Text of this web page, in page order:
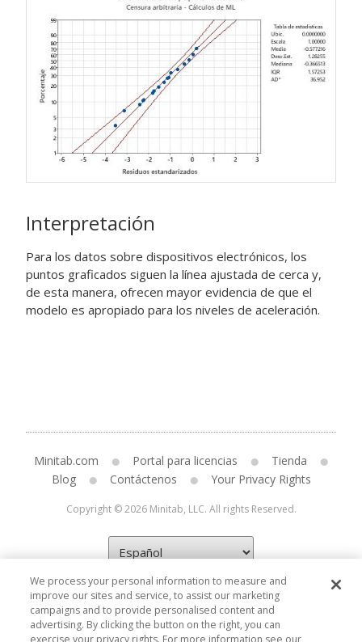
Interpretación
Para los datos sobre dispositivos electrónicos, los
puntos graficados siguen la línea ajustada de cerca y,
de esta manera, ofrecen mayor evidencia de que el
modelo es apropiado para los niveles de aceleración.
Minitab.com Portal para licencias
Tienda
Blog
Contáctenos Your Privacy Rights
Copyright © 2026 Minitab, LLC. All rights Reserved.
We process your personal information to measure and
improve our sites and service, to assist our marketing
campaigns and to provide personalised content and
advertising. By clicking the button on the right, you can
exercise your privacy rights. For more information see our